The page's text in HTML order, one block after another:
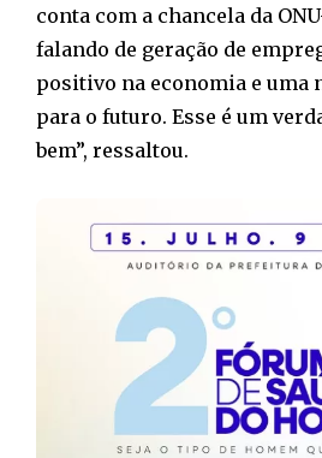
conta com a chancela da
falando de geração de
positivo na economia e uma
para o futuro. Esse é um
bem”, ressaltou.